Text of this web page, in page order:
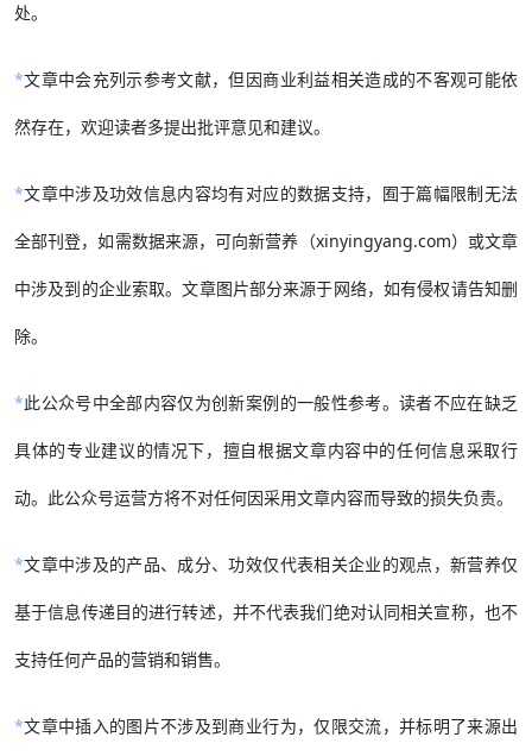
处。
*文章中会充列示参考文献，但因商业利益相关造成的不客观可能依
然存在，欢迎读者多提出批评意见和建议。
*文章中涉及功效信息内容均有对应的数据支持，囿于篇幅限制无法
全部刊登，如需数据来源，可向新营养（xinyingyang.com）或文章
中涉及到的企业索取。文章图片部分来源于网络，如有侵权请告知删
除。
*此公众号中全部内容仅为创新案例的一般性参考。读者不应在缺乏
具体的专业建议的情况下，擅自根据文章内容中的任何信息采取行
动。此公众号运营方将不对任何因采用文章内容而导致的损失负责。
*文章中涉及的产品、成分、功效仅代表相关企业的观点，新营养仅
基于信息传递目的进行转述，并不代表我们绝对认同相关宣称，也不
支持任何产品的营销和销售。
*文章中插入的图片不涉及到商业行为，仅限交流，并标明了来源出